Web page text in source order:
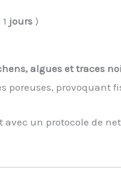
1 jours)
algues et traces
poreuses, provoquant
avec un protocole de